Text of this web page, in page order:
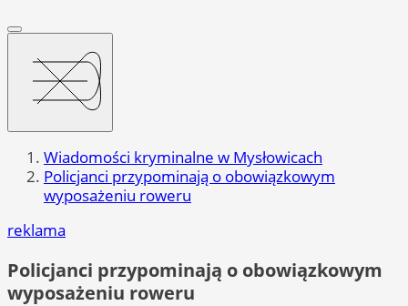
Wiadomości kryminalne w Mysłowicach
Policjanci przypominają o obowiązkowym
wyposażeniu roweru
reklama
Policjanci przypominają o obowiązkowym
wyposażeniu roweru